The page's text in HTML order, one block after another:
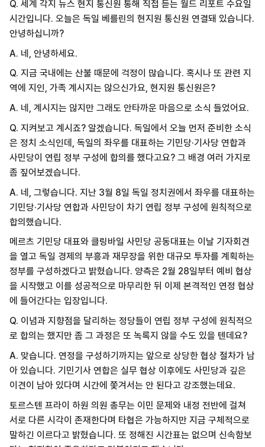
Q. 세계 각지 뉴스 현지 통신원 통해 직접 듣는 월드 리포트 수요일
시간입니다. 오늘은 독일 베를린의 현지원 통신원 연결돼 있습니다.
안녕하십니까?
A. 네, 안녕하세요.
Q. 지금 국내에는 산불 때문에 걱정이 많습니다. 혹시나 또 관련 지
역에 지인, 가족 계시지는 않으신가요, 현지원 통신원은?
A. 네, 계시지는 않지만 그래도 안타까운 마음으로 소식 들었어요.
Q. 지켜보고 계시죠? 알겠습니다. 독일에서 오늘 먼저 준비한 소식
은 정치 소식인데, 독일의 좌우를 대표하는 기민당·기사당 연합과
사민당이 연립 정부 구성에 합의를 했다고요? 그 배경 여러 가지로
좀 짚어보겠습니다.
A. 네, 그렇습니다. 지난 3월 8일 독일 정치권에서 좌우를 대표하는
기민당·기사당 연합과 사민당이 차기 연립 정부 구성에 원칙적으로
합의했습니다.
메르츠 기민당 대표와 클링바일 사민당 공동대표는 이날 기자회견
을 열고 독일 경제의 부흥과 재무장을 위한 대규모 투자를 계획하는
정부를 구성하겠다고 밝혔습니다. 양측은 2월 28일부터 예비 협상
을 시작했고 이를 성공적으로 마무리한 뒤 이제 본격적인 연정 협상
에 들어간다는 입장입니다.
Q. 이념과 지향점을 달리하는 정당들이 연립 정부 구성에 원칙적으
로 합의는 했지만 좀 그 과정은 또 녹록지 않을 수도 있을 텐데요?
A. 맞습니다. 연정을 구성하기까지는 앞으로 상당한 협상 절차가 남
아 있습니다. 기민기사 연합은 실무 협상 이후에도 사민당과 깊은
이견이 남아 있다며 시간에 쫓겨서는 안 된다고 강조했는데요.
토르스텐 프라이 하원 의원 총무는 이민 문제와 내정 전반에 걸쳐
서로 다른 시각이 존재한다며 타협은 가능하지만 지금 구체적으로
말하긴 이르다고 밝혔습니다. 또 정해진 시간표는 없으며 신속함보